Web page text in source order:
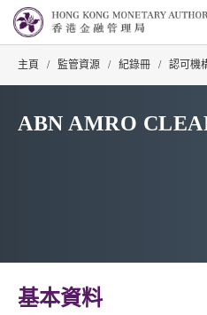
主頁 / 監管資源 / 紀錄冊 / 認可機
ABN AMRO
基本資料